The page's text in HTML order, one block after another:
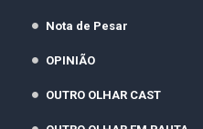
Nota de Pesar
OPINIÃO
OUTRO OLHAR CAST